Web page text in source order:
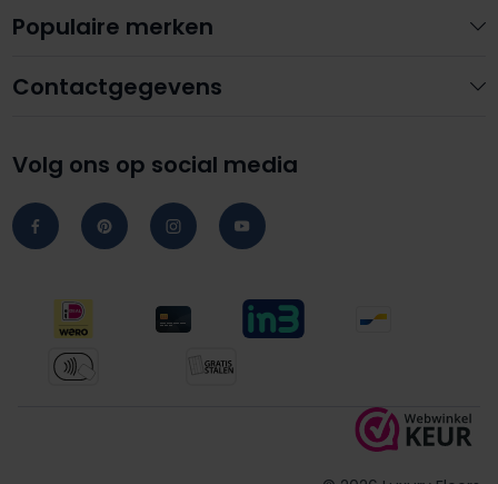
Contactgegevens
Volg ons op social media
Populaire merken